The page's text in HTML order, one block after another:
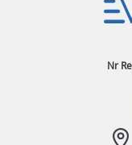
Nr